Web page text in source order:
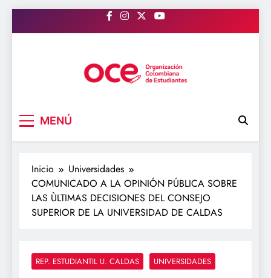
al
MENÚ
Inicio
Universidades
COMUNICADO A LA OPINIÓN PÚBLICA SOBRE
LAS ÙLTIMAS DECISIONES DEL CONSEJO
SUPERIOR DE LA UNIVERSIDAD DE CALDAS
REP. ESTUDIANTIL U. CALDAS UNIVERSIDADES